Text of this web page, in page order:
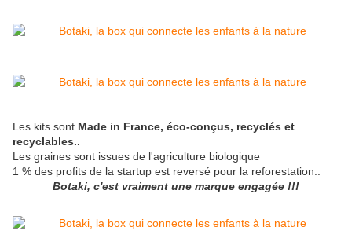
Les kits sont Made in France, éco-conçus, recyclés et
recyclables..
Les graines sont issues de l'agriculture biologique
1 % des profits de la startup est reversé pour la reforestation..
Botaki, c'est vraiment une marque engagée !!!